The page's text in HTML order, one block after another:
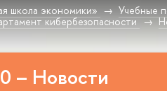
школа экономики» Учебные
кибербезопасности
– Новости